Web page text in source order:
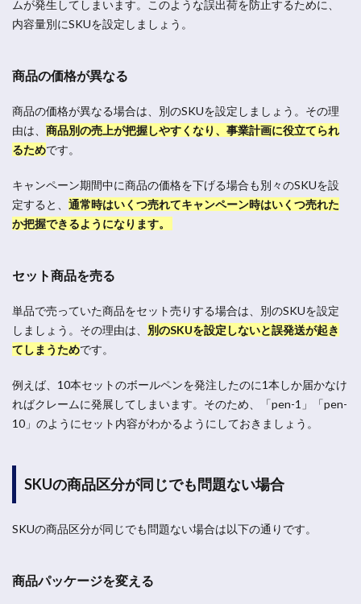
ムが発生してしまいます。このような誤出荷を防止するために、
内容量別にSKUを設定しましょう。
商品の価格が異なる
商品の価格が異なる場合は、別のSKUを設定しましょう。その理
由は、 商品別の売上が把握しやすくなり、事業計画に役立てられ
るためです。
キャンペーン期間中に商品の価格を下げる場合も別々のSKUを設
定すると、 通常時はいくつ売れてキャンペーン時はいくつ売れた
か把握できるようになります。
セット商品を売る
単品で売っていた商品をセット売りする場合は、別のSKUを設定
しましょう。その理由は、 別のSKUを設定しないと誤発送が起き
てしまうためです。
例えば、10本セットのボールペンを発注したのに1本しか届かなけ
ればクレームに発展してしまいます。そのため、「pen-1」「pen-
10」のようにセット内容がわかるようにしておきましょう。
SKUの商品区分が同じでも問題ない場合
SKUの商品区分が同じでも問題ない場合は以下の通りです。
商品パッケージを変える